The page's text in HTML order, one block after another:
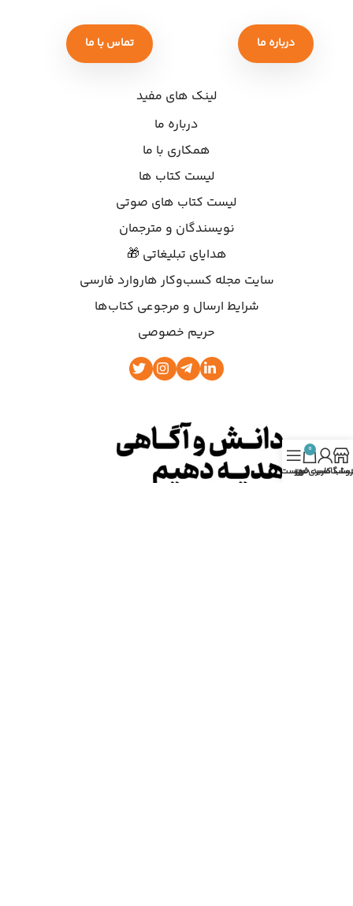
درباره ما تماس با ما
لینک های مفید
درباره ما
همکاری با ما
لیست کتاب ها
لیست کتاب های صوتی
نویسندگان و مترجمان
هدایای تبلیغاتی 🎁
سایت مجله کسب‌وکار هاروارد فارسی
شرایط ارسال و مرجوعی کتاب‌ها
حریم خصوصی
کاربری من
0
سبد خریدفهرست